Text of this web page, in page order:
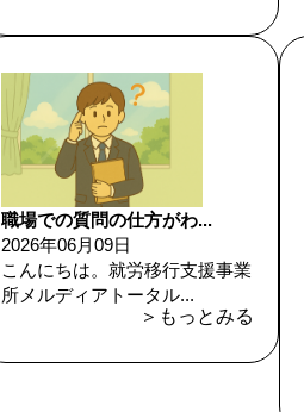
職場での質問の仕方がわ...
2026年06月09日
こんにちは。就労移行支援事業
所メルディアトータル...
＞もっとみる